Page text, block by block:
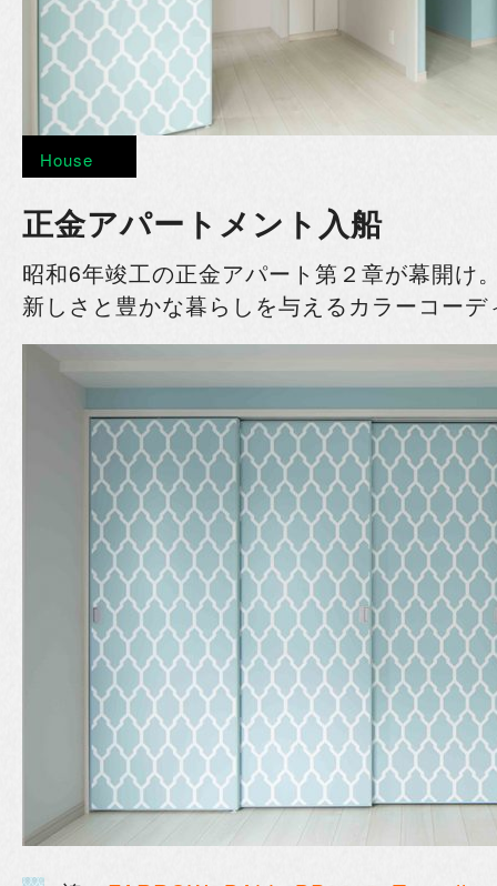
House
正金アパートメント入船
昭和6年竣工の正金アパート第２章が幕開け
新しさと豊かな暮らしを与えるカラーコー